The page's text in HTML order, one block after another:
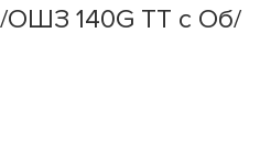
ОШЗ 140G TT с Об/